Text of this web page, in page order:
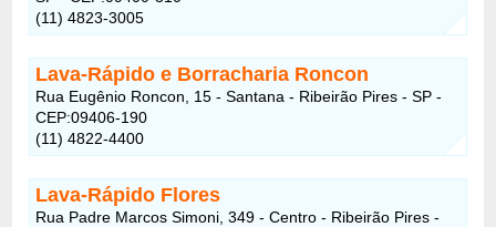
(11) 4823-3005
Lava-Rápido e Borracharia Roncon
Rua Eugênio Roncon, 15 - Santana - Ribeirão Pires - SP -
CEP:09406-190
(11) 4822-4400
Lava-Rápido Flores
Rua Padre Marcos Simoni, 349 - Centro - Ribeirão Pires -